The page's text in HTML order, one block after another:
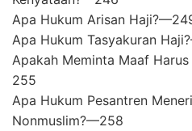
Apa Hukum Arisan
Apa Hukum Tasyakuran
Apakah Meminta Maaf
255
Apa Hukum Pesantren
Nonmuslim?—258